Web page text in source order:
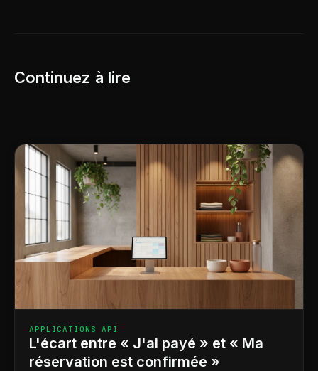
Continuez à lire
APPLICATIONS API
L'écart entre « J'ai payé » et « Ma
réservation est confirmée »